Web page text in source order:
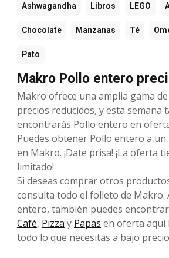
Ashwagandha Libros LEGO
Chocolate Manzanas Té
Pato
Makro Pollo entero
Makro ofrece una amplia gama
precios reducidos, y esta semana
encontrarás Pollo entero en
Puedes obtener Pollo entero a
en Makro. ¡Date prisa! ¡La oferta
limitado!
Si deseas comprar otros
consulta todo el folleto de Makro.
entero, también puedes encontrar
Café, Pizza y Papas en oferta aquí
todo lo que necesitas a bajo